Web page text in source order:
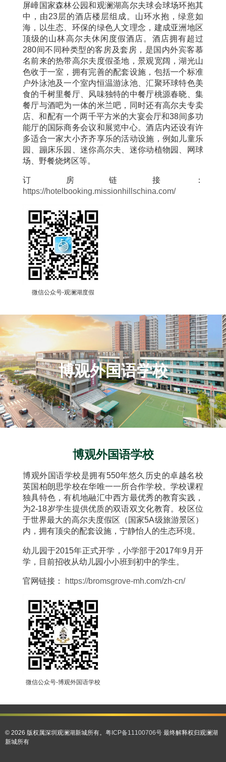
屏嶂国家森林公园和观澜湖高尔夫球会球场环抱其
中，由23层的酒店楼层组成。山环水抱，绿意如
海，以生态、环保的绿色人文理念，建成亚洲地区
顶级的山林高尔夫休闲度假酒店。酒店拥有超过
280间不同种类型的客房及套房，是国内外宾客慕
名前来的热带高尔夫度假圣地，景观宽阔，湖光山
色收于一室，拥有完善的配套设施，包括一个标准
户外泳池及一个室内恒温游泳池、汇聚环球特色美
食的千树里餐厅、风味独特的中餐厅桃源春晓、集
餐厅与酒吧为一体的米兰吧，同时还有高尔夫专卖
店、和配有一个两千平方米的大宴会厅和38间多功
能厅的国际商务会议和展览中心。酒店内还设有许
多适合一家大小齐齐享乐的活动设施，例如儿童乐
园、蹦床乐园、迷你高尔夫、迷你动植物园、网球
场、野餐烧烤区等。
订房链接：
https://hotelbooking.missionhillschina.com/
微信公众号-观澜湖度假
博观外国语学校
博观外国语学校
博观外国语学校是拥有550年悠久历史的卓越名校
英国柏朗思学校在华唯一一所合作学校。学校课程
独具特色，有机地融汇中西方最优秀的教育实践，
为2-18岁学生提供优质的双语双文化教育。校区位
于世界最大的高尔夫度假区（国家5A级旅游景区）
内，拥有顶尖的配套设施，宁静怡人的生态环境。
幼儿园于2015年正式开学，小学部于2017年9月开
学，目前招收从幼儿园小小班到初中的学生。
官网链接： https://bromsgrove-mh.com/zh-cn/
微信公众号-博观外国语学校
© 2026 版权属深圳观澜湖新城所有。 粤ICP备11100706号 最终解释权归观澜湖
新城所有